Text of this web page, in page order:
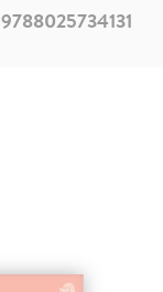
9788025734131